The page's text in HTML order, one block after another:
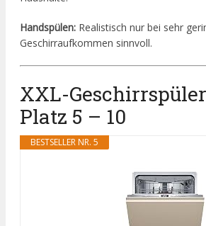
Handspülen: Realistisch nur bei sehr
Geschirraufkommen sinnvoll.
XXL-
Platz 5 – 10
BESTSELLER NR. 5